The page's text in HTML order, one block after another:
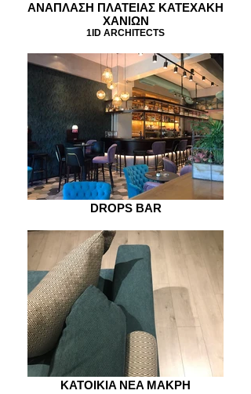
ΑΝΑΠΛΑΣΗ ΠΛΑΤΕΙΑΣ ΚΑΤΕΧΑΚΗ
ΧΑΝΙΩΝ
1ID ARCHITECTS
DROPS BAR
KATOIKIA NEA MAKPH